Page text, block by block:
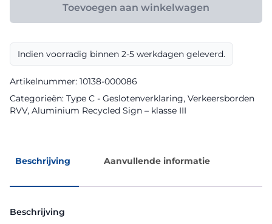
III
Recycled
Sign
aantal
Toevoegen aan winkelwagen
Indien voorradig binnen 2-5 werkdagen geleverd.
Artikelnummer: 10138-000086
Categorieën: Type C - Geslotenverklaring, Verkeersborden
RVV, Aluminium Recycled Sign – klasse III
Beschrijving Aanvullende informatie
Beschrijving